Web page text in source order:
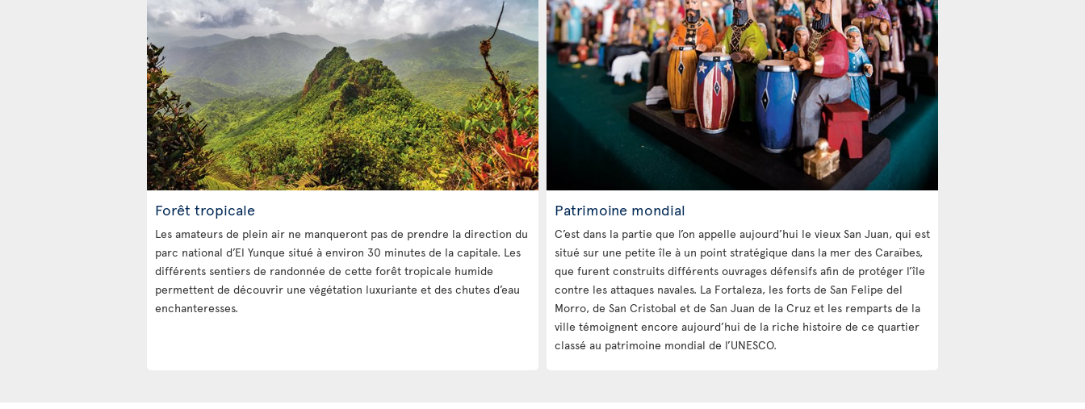
Forêt tropicale
Les amateurs de plein air ne manqueront pas de prendre la direction du
parc national d’El Yunque situé à environ 30 minutes de la capitale. Les
différents sentiers de randonnée de cette forêt tropicale humide
permettent de découvrir une végétation luxuriante et des chutes d’eau
enchanteresses.
Patrimoine mondial
C’est dans la partie que l’on appelle aujourd’hui le vieux San Juan, qui est
situé sur une petite île à un point stratégique dans la mer des Caraïbes,
que furent construits différents ouvrages défensifs afin de protéger l’île
contre les attaques navales. La Fortaleza, les forts de San Felipe del
Morro, de San Cristobal et de San Juan de la Cruz et les remparts de la
ville témoignent encore aujourd’hui de la riche histoire de ce quartier
classé au patrimoine mondial de l’UNESCO.